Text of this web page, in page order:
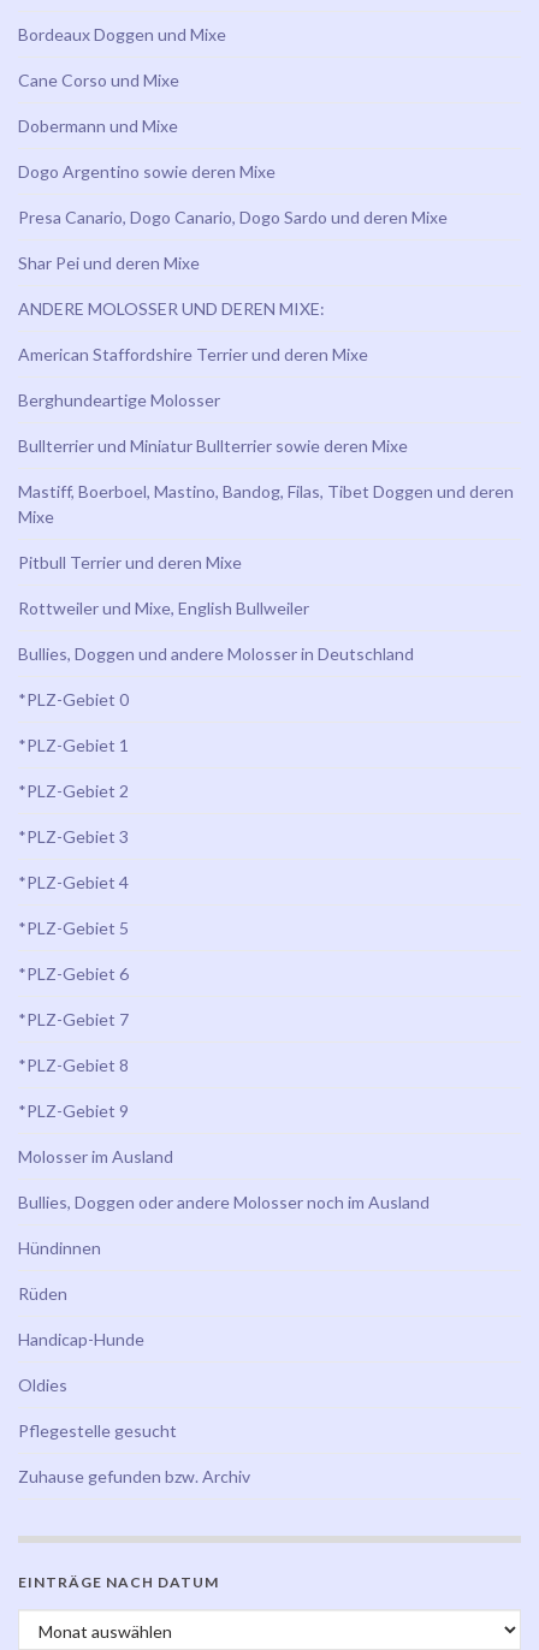
Bordeaux Doggen und Mixe
Cane Corso und Mixe
Dobermann und Mixe
Dogo Argentino sowie deren Mixe
Presa Canario, Dogo Canario, Dogo Sardo und deren Mixe
Shar Pei und deren Mixe
ANDERE MOLOSSER UND DEREN MIXE:
American Staffordshire Terrier und deren Mixe
Berghundeartige Molosser
Bullterrier und Miniatur Bullterrier sowie deren Mixe
Mastiff, Boerboel, Mastino, Bandog, Filas, Tibet Doggen und deren
Mixe
Pitbull Terrier und deren Mixe
Rottweiler und Mixe, English Bullweiler
Bullies, Doggen und andere Molosser in Deutschland
*PLZ-Gebiet 0
*PLZ-Gebiet 1
*PLZ-Gebiet 2
*PLZ-Gebiet 3
*PLZ-Gebiet 4
*PLZ-Gebiet 5
*PLZ-Gebiet 6
*PLZ-Gebiet 7
*PLZ-Gebiet 8
*PLZ-Gebiet 9
Molosser im Ausland
Bullies, Doggen oder andere Molosser noch im Ausland
Hündinnen
Rüden
Handicap-Hunde
Oldies
Pflegestelle gesucht
Zuhause gefunden bzw. Archiv
EINTRÄGE NACH DATUM
Einträge nach Datum